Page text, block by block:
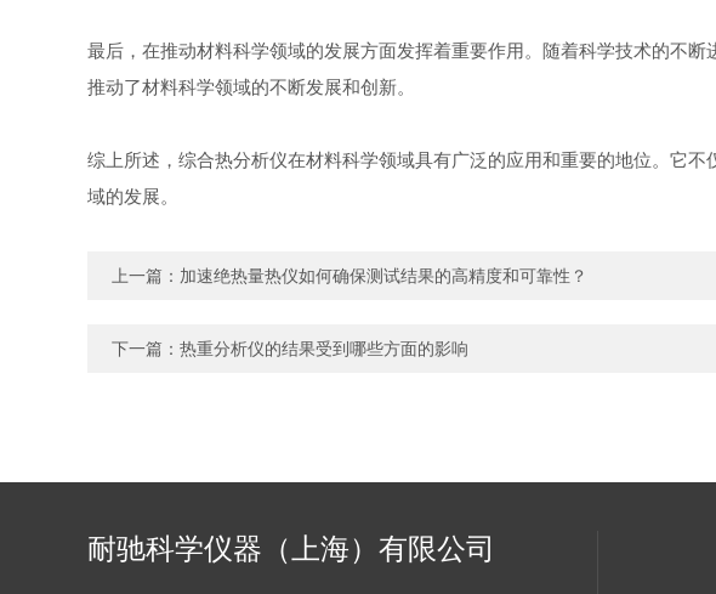
最后，在推动材料科学领域的发展方面发挥着重要作用。随着科学技术的不
推动了材料科学领域的不断发展和创新。
综上所述，综合热分析仪在材料科学领域具有广泛的应用和重要的地位。它
域的发展。
上一篇： 加速绝热量热仪如何确保测试结果的高精度和可靠性？
下一篇： 热重分析仪的结果受到哪些方面的影响
耐驰科学仪器（上海）有限公司